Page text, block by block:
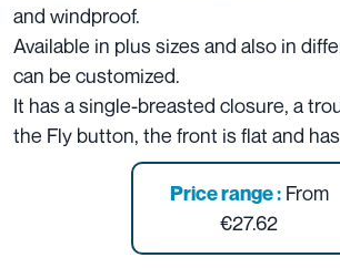
and windproof.
Available in plus sizes and also in
can be customized.
It has a single-breasted closure, a
the Fly button, the front is flat and
Price range :From
€27.62